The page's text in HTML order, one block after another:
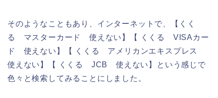
そのようなこともあり、インターネットで、【くく
る マスターカード 使えない】【 くくる VISAカー
ド 使えない】【 くくる アメリカンエキスプレス
使えない】【 くくる JCB 使えない】という感じで
色々と検索してみることにしました。